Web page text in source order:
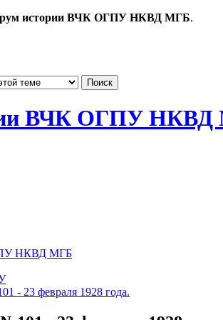
истории ВЧК ОГПУ НКВД МГБ.
НКВД МГБ
- 23 февраля 1928 года.